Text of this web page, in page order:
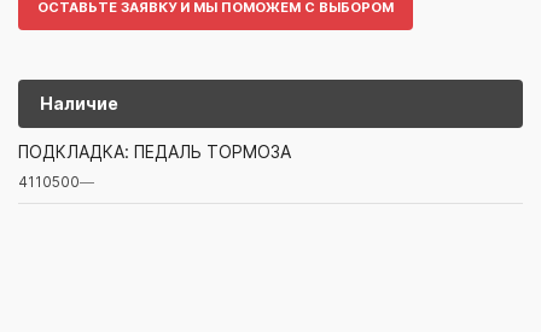
ОСТАВЬТЕ ЗАЯВКУ И МЫ ПОМОЖЕМ С ВЫБОРОМ
Наличие
Артикул/Бренд
4110500—
ПОДКЛАДКА: ПЕДАЛЬ ТОРМОЗА
4110500—